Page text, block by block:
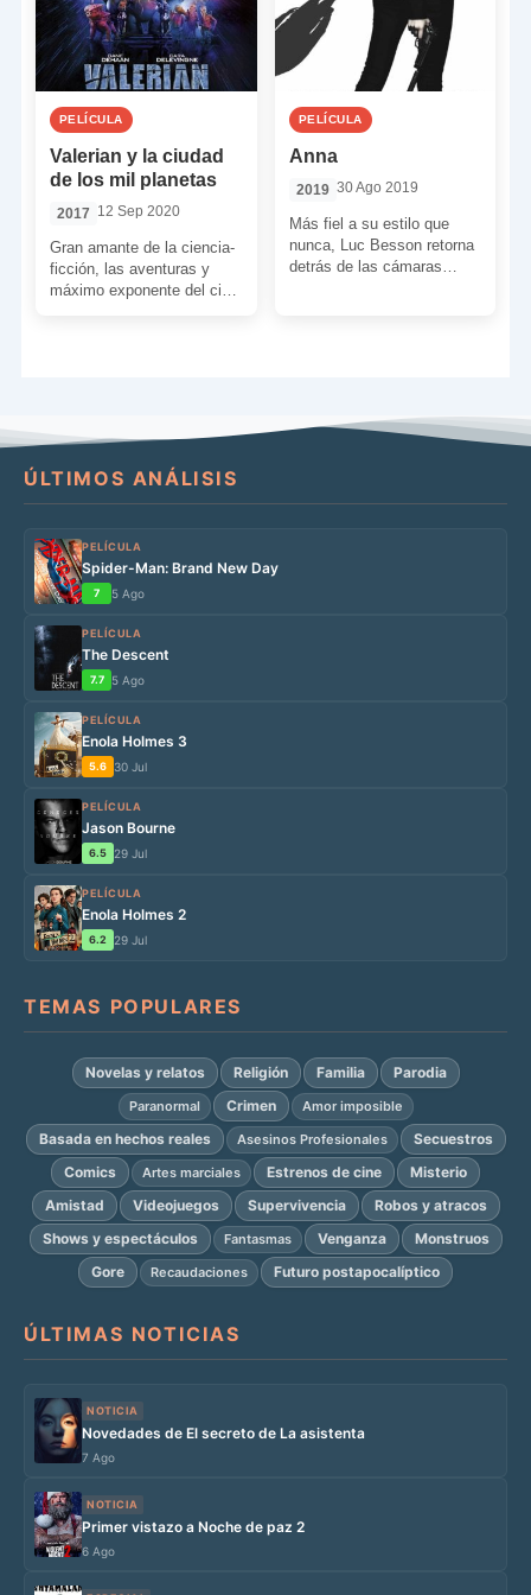
PELÍCULA
Valerian y la ciudad
de los mil planetas
2017 12 Sep 2020
Gran amante de la ciencia-
ficción, las aventuras y
máximo exponente del cine
PELÍCULA
Anna
2019 30 Ago 2019
Más fiel a su estilo que
nunca, Luc Besson retorna
detrás de las cámaras
ÚLTIMOS ANÁLISIS
PELÍCULA
Spider-Man: Brand New Day
7 5 Ago
PELÍCULA
The Descent
7.7 5 Ago
PELÍCULA
Enola Holmes 3
5.6 30 Jul
PELÍCULA
Jason Bourne
6.5 29 Jul
PELÍCULA
Enola Holmes 2
6.2 29 Jul
TEMAS POPULARES
Novelas y relatos Religión Familia Parodia
Paranormal Crimen Amor imposible
Basada en hechos reales Asesinos Profesionales
Secuestros
Comics
Artes marciales Estrenos de cine
Misterio
Amistad
Videojuegos Supervivencia
Robos y atracos
Shows y espectáculos
Fantasmas Venganza
Monstruos
Gore
Recaudaciones Futuro postapocalíptico
ÚLTIMAS NOTICIAS
NOTICIA
Novedades de El secreto de La asistenta
7 Ago
NOTICIA
Primer vistazo a Noche de paz 2
6 Ago